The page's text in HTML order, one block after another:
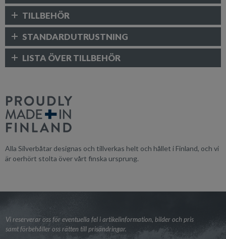
TILLBEHÖR
STANDARDUTRUSTNING
LISTA ÖVER TILLBEHÖR
Alla Silverbåtar designas och tillverkas helt och hållet i Finland, och vi
är oerhört stolta över vårt finska ursprung.
Vi reserverar oss för eventuella fel i artikelinformation, bilder och pris
samt förbehåller oss rätten till prisändringar.